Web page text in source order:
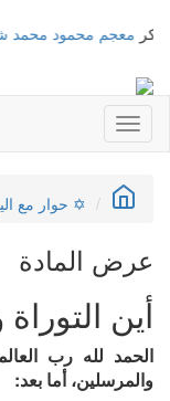
محمود محمد شاكر=>
Toggle
navigation
✡ حوار مع
عرض المادة
أين
الحمد لله رب
والمرسلين، أما بعد: